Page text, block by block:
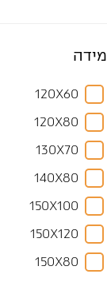
מידה
120X60
120X80
130X70
140X80
150X100
150X120
150X80